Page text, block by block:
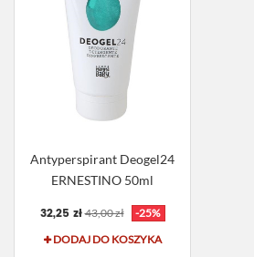
Antyperspirant Deogel24
ERNESTINO 50ml
32,25 zł 43,00 zł
-25%
DODAJ DO KOSZYKA